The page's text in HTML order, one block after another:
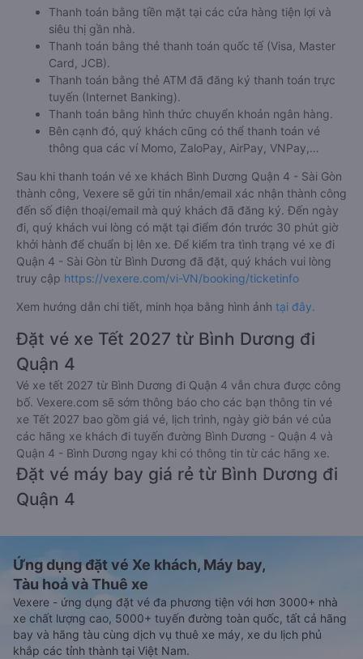
Thanh toán bằng tiền mặt tại các cửa hàng tiện lợi và
siêu thị gần nhà.
Thanh toán bằng thẻ thanh toán quốc tế (Visa, Master
Card, JCB).
Thanh toán bằng thẻ ATM đã đăng ký thanh toán trực
tuyến (Internet Banking).
Thanh toán bằng hình thức chuyển khoản ngân hàng.
Bên cạnh đó, quý khách cũng có thể thanh toán vé
thông qua các ví Momo, ZaloPay, AirPay, VNPay,…
Sau khi thanh toán vé xe khách Bình Dương Quận 4 - Sài Gòn
thành công, Vexere sẽ gửi tin nhắn/email xác nhận thành công
đến số điện thoại/email mà quý khách đã đăng ký. Đến ngày
đi, quý khách vui lòng có mặt tại điểm đón trước 30 phút giờ
khởi hành để chuẩn bị lên xe. Để kiểm tra tình trạng vé xe đi
Quận 4 - Sài Gòn từ Bình Dương đã đặt, quý khách vui lòng
truy cập https://vexere.com/vi-VN/booking/ticketinfo
Xem hướng dẫn chi tiết, minh họa bằng hình ảnh tại đây.
Đặt vé xe Tết 2027 từ Bình Dương đi
Quận 4
Vé xe tết 2027 từ Bình Dương đi Quận 4 vẫn chưa được công
bố. Vexere.com sẽ sớm thông báo cho các bạn thông tin vé
xe Tết 2027 bao gồm giá vé, lịch trình, ngày giờ bán vé của
các hãng xe khách đi tuyến đường Bình Dương - Quận 4 và
Quận 4 - Bình Dương ngay khi có thông tin từ các hãng xe.
Đặt vé máy bay giá rẻ từ Bình Dương đi
Quận 4
Ứng dụng đặt vé Xe khách, Máy bay,
Tàu hoả và Thuê xe
Vexere - ứng dụng đặt vé đa phương tiện với hơn 3000+ nhà
xe chất lượng cao, 5000+ tuyến đường toàn quốc, tất cả hãng
bay và hãng tàu cùng dịch vụ thuê xe máy, xe du lịch phủ
khắp các tỉnh thành tại Việt Nam.